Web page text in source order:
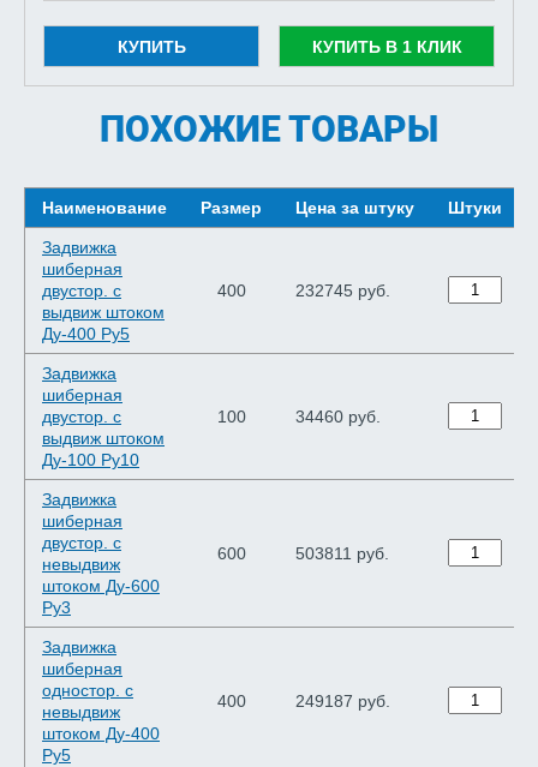
КУПИТЬ КУПИТЬ В 1 КЛИК
ПОХОЖИЕ ТОВАРЫ
Наименование Размер Цена за штуку Штуки
Задвижка
шиберная
двустор. с
выдвиж штоком
Ду-400 Ру5
400 232745 руб.
Задвижка
шиберная
двустор. с
выдвиж штоком
Ду-100 Ру10
100 34460 руб.
Задвижка
шиберная
двустор. с
невыдвиж
штоком Ду-600
Ру3
600 503811 руб.
Задвижка
шиберная
одностор. с
невыдвиж
штоком Ду-400
Ру5
400 249187 руб.